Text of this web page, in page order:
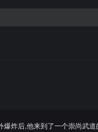
炸后,他来到了一个崇尚武